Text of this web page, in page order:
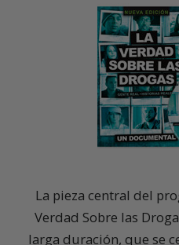
La pieza central del
Verdad Sobre las
larga duración, que se